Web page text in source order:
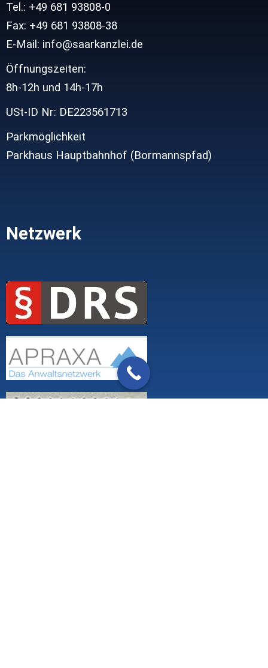
Tel.: +49 681 93808-0
Fax: +49 681 93808-38
E-Mail: info@saarkanzlei.de
Öffnungszeiten:
8h-12h und 14h-17h
USt-ID Nr: DE223561713
Parkmöglichkeit
Parkhaus Hauptbahnhof (Bormannspfad)
Netzwerk